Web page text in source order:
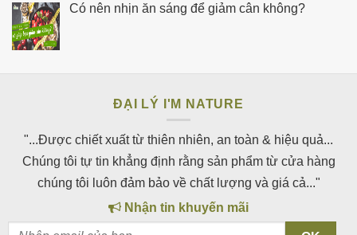
Có nên nhịn ăn sáng để giảm cân không?
ĐẠI LÝ I'M NATURE
"...Được chiết xuất từ thiên nhiên, an toàn & hiệu quả...
Chúng tôi tự tin khẳng định rằng sản phẩm từ cửa hàng
chúng tôi luôn đảm bảo về chất lượng và giá cả..."
Nhận tin khuyến mãi